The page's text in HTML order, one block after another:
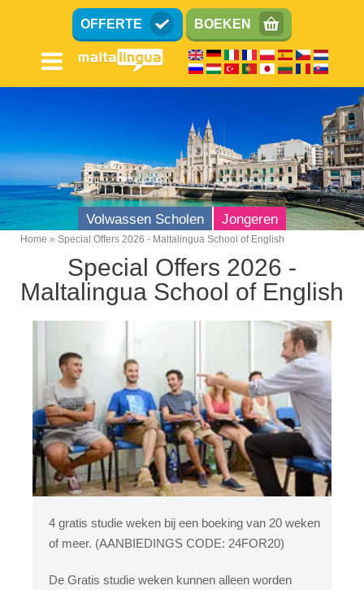
inhoud
OFFERTE BOEKEN
Volwassen Scholen Jongeren
Breadcrumb
Home Special Offers 2026 - Maltalingua School of English
Special Offers 2026 -
Maltalingua School of English
4 gratis studie weken bij een boeking van 20 weken
of meer. (AANBIEDINGS CODE: 24FOR20)
De Gratis studie weken kunnen alleen worden